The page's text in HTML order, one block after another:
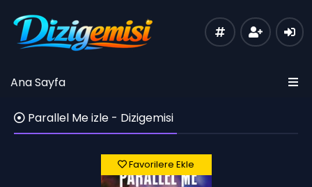
Ana Sayfa
Parallel Me izle - Dizigemisi
Favorilere Ekle